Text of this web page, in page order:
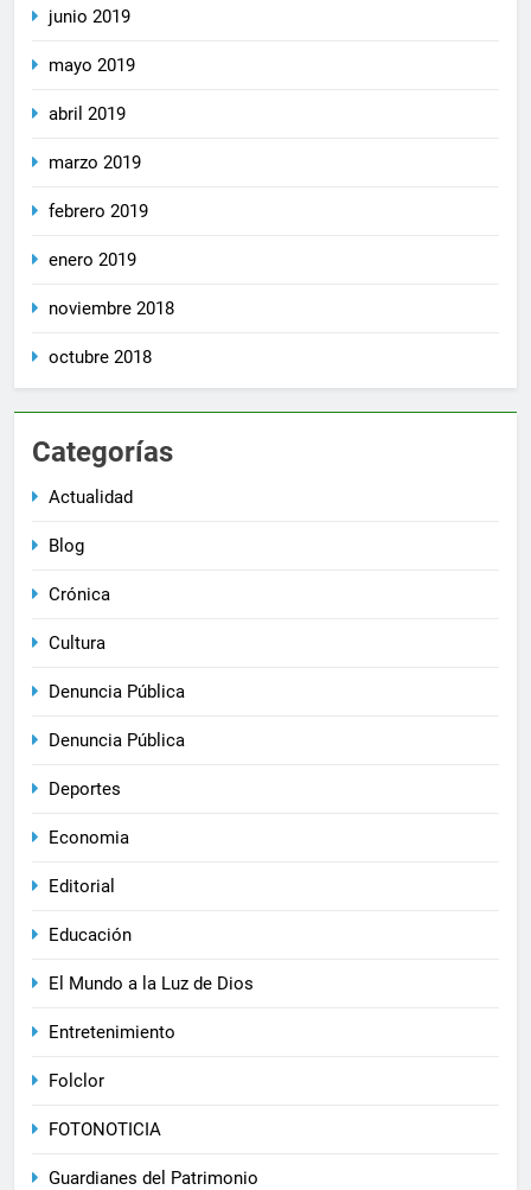
junio 2019
mayo 2019
abril 2019
marzo 2019
febrero 2019
enero 2019
noviembre 2018
octubre 2018
Categorías
Actualidad
Blog
Crónica
Cultura
Denuncia Pública
Denuncia Pública
Deportes
Economia
Editorial
Educación
El Mundo a la Luz de Dios
Entretenimiento
Folclor
FOTONOTICIA
Guardianes del Patrimonio